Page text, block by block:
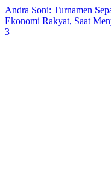
Andra Soni: Turnamen
Ekonomi Rakyat, Saat
3